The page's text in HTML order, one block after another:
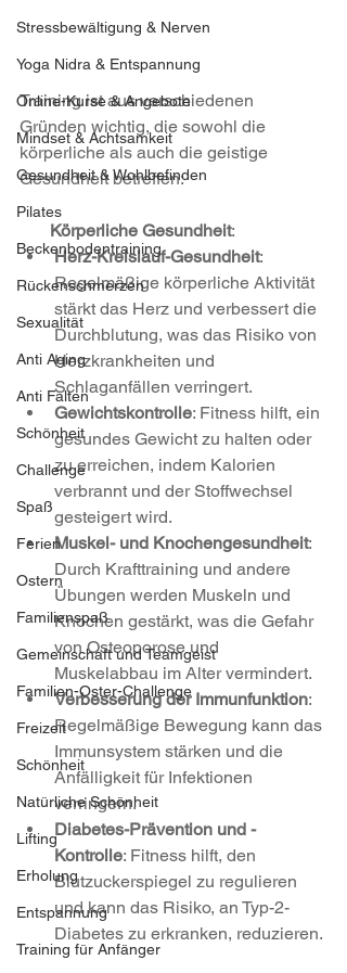
Stressbewältigung & Nerven
Yoga Nidra & Entspannung
Online-Kurse & Angebote
Mindset & Achtsamkeit
Gesundheit & Wohlbefinden
Pilates
Beckenbodentraining
Rückenschmerzen
Sexualität
Anti Aging
Anti Falten
Schönheit
Challenge
Spaß
Ferien
Ostern
Familienspaß
Gemeinschaft und Teamgeist
Familien-Oster-Challenge
Freizeit
Schönheit
Natürliche Schönheit
Lifting
Erholung
Entspannung
Training für Anfänger
Training ist aus verschiedenen
Gründen wichtig, die sowohl die
körperliche als auch die geistige
Gesundheit betreffen:
       Körperliche Gesundheit
:
Herz-Kreislauf-Gesundheit:
Regelmäßige körperliche Aktivität
stärkt das Herz und verbessert die
Durchblutung, was das Risiko von
Herzkrankheiten und
Schlaganfällen verringert.
Gewichtskontrolle: Fitness hilft, ein
gesundes Gewicht zu halten oder
zu erreichen, indem Kalorien
verbrannt und der Stoffwechsel
gesteigert wird.
Muskel- und Knochengesundheit:
Durch Krafttraining und andere
Übungen werden Muskeln und
Knochen gestärkt, was die Gefahr
von Osteoporose und
Muskelabbau im Alter vermindert.
Verbesserung der Immunfunktion:
Regelmäßige Bewegung kann das
Immunsystem stärken und die
Anfälligkeit für Infektionen
verringern.
Diabetes-Prävention und -
Kontrolle: Fitness hilft, den
Blutzuckerspiegel zu regulieren
und kann das Risiko, an Typ-2-
Diabetes zu erkranken, reduzieren.